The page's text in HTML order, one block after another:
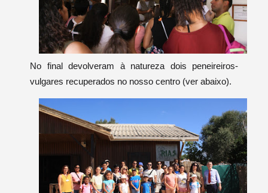
No final devolveram à natureza dois peneireiros-
vulgares recuperados no nosso centro (ver abaixo).